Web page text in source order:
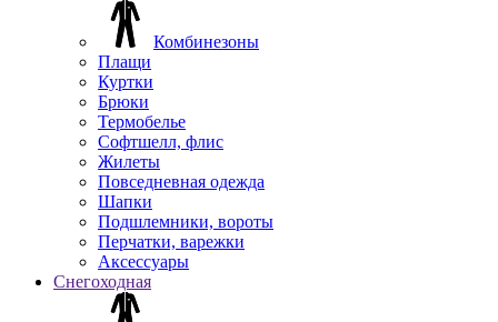
Комбинезоны
Плащи
Куртки
Брюки
Термобелье
Софтшелл, флис
Жилеты
Повседневная одежда
Шапки
Подшлемники, вороты
Перчатки, варежки
Аксессуары
Снегоходная